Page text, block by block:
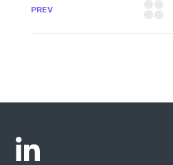
PREV